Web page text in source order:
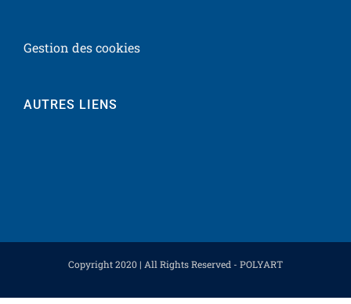
Gestion des cookies
AUTRES LIENS
Copyright 2020 | All Rights Reserved - POLYART